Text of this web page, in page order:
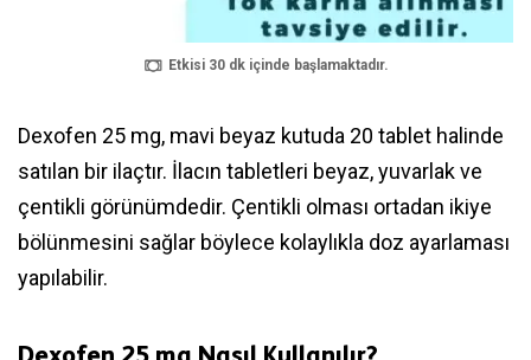
Etkisi 30 dk içinde başlamaktadır.
Dexofen 25 mg, mavi beyaz kutuda 20 tablet halinde
satılan bir ilaçtır. İlacın tabletleri beyaz, yuvarlak ve
çentikli görünümdedir. Çentikli olması ortadan ikiye
bölünmesini sağlar böylece kolaylıkla doz ayarlaması
yapılabilir.